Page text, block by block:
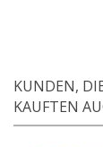
KUNDEN,
KAUFTEN